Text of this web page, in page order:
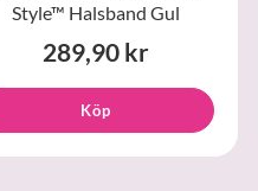
Style™ Halsband Gul
289,90 kr
Köp